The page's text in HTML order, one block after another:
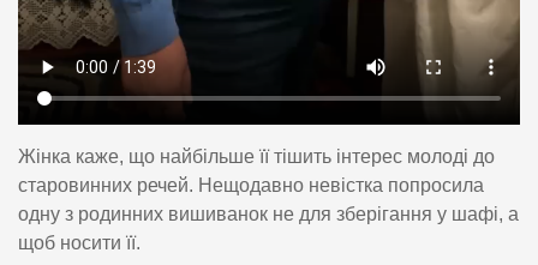
Жінка каже, що найбільше її тішить інтерес молоді до
старовинних речей. Нещодавно невістка попросила
одну з родинних вишиванок не для зберігання у шафі, а
щоб носити її.